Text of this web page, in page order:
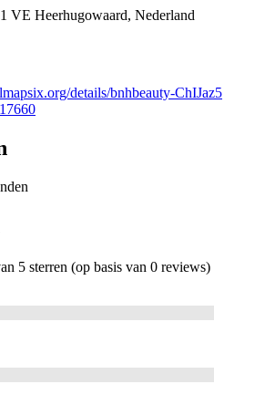
VE Heerhugowaard, Nederland
details/bnhbeauty-ChIJaz5
5 sterren (op basis van 0 reviews)